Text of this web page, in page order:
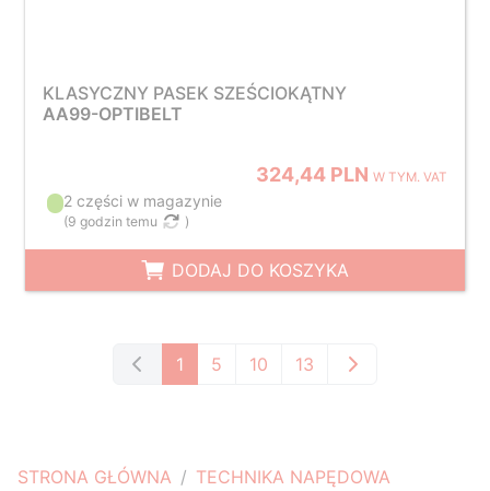
STRONA GŁÓWNA
TECHNIKA NAPĘDOWA
KLASYCZNY PASEK SZEŚCIOKĄTNY
AA99-OPTIBELT
324,44 PLNW TYM. VAT
2 części w magazynie
(9 godzin temu )
DODAJ DO KOSZYKA
1 5 10 13